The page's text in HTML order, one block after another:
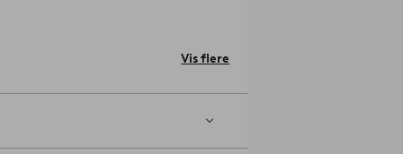
stof betyder, at tråden er farvet
Vis flere